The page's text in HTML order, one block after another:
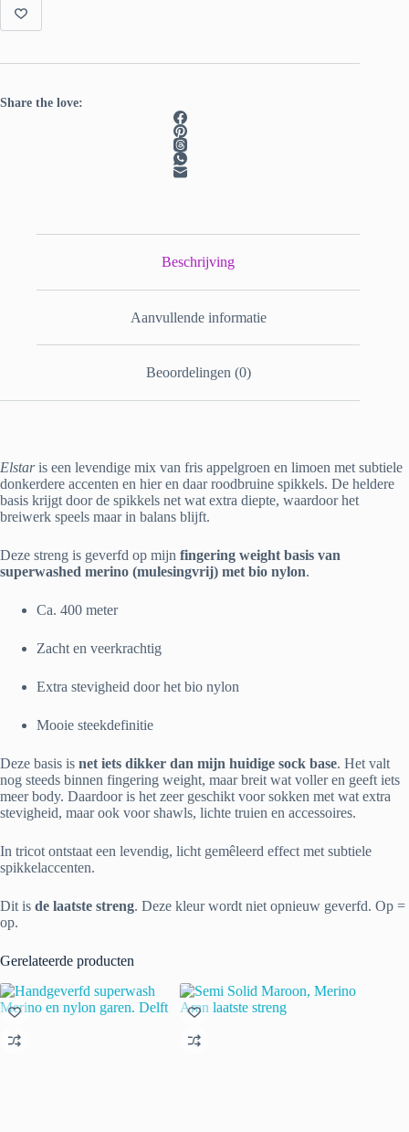
Share the love:
Beschrijving
Aanvullende informatie
Beoordelingen (0)
Elstaris een levendige mix van fris appelgroen en limoen met subtiele
donkerdere accenten en hier en daar roodbruine spikkels. De heldere
basis krijgt door de spikkels net wat extra diepte, waardoor het
breiwerk speels maar in balans blijft.
Deze streng is geverfd op mijn fingering weight basis van
superwashed merino (mulesingvrij) met bio nylon.
Ca. 400 meter
Zacht en veerkrachtig
Extra stevigheid door het bio nylon
Mooie steekdefinitie
Deze basis is net iets dikker dan mijn huidige sock base. Het valt
nog steeds binnen fingering weight, maar breit wat voller en geeft iets
meer body. Daardoor is het zeer geschikt voor sokken met wat extra
stevigheid, maar ook voor shawls, lichte truien en accessoires.
In tricot ontstaat een levendig, licht gemêleerd effect met subtiele
spikkelaccenten.
Dit is de laatste streng. Deze kleur wordt niet opnieuw geverfd. Op =
op.
Gerelateerde producten